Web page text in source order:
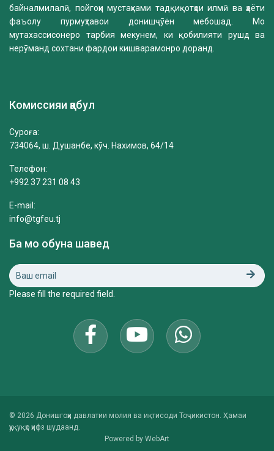
байналмилалӣ, пойгоҳи мустаҳками тадқиқотҳои илмӣ ва ҳаёти
фаъолу пурмуҳтавои донишҷӯён мебошад. Мо
мутахассисонеро тарбия мекунем, ки қобилияти рушд ва
нерӯманд сохтани фардои кишварамонро доранд.
Комиссияи қабул
Суроға:
734064, ш. Душанбе, кӯч. Нахимов, 64/14
Телефон:
+992 37 231 08 43
E-mail:
info@tgfeu.tj
Ба мо обуна шавед
Please fill the required field.
© 2026 Донишгоҳи давлатии молия ва иқтисоди Тоҷикистон. Ҳамаи
ҳуқуқҳо ҳифз шудаанд.
Powered by WebArt